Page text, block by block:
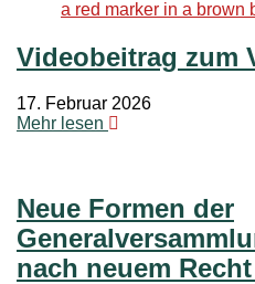
Videobeitrag zum
17. Februar 2026
Mehr lesen
Neue Formen der
nach neuem